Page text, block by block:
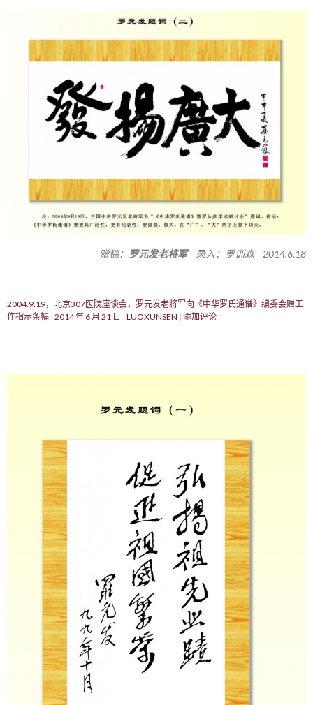
赠稿： 罗元发老将军录入：罗训森 2014.6.18
2004.9.19，北京307医院座谈会，罗元发老将军向《中华罗氏通谱》编委会赠工
作指示条幅 2014 年 6 月 21 日 LUOXUNSEN 添加评论